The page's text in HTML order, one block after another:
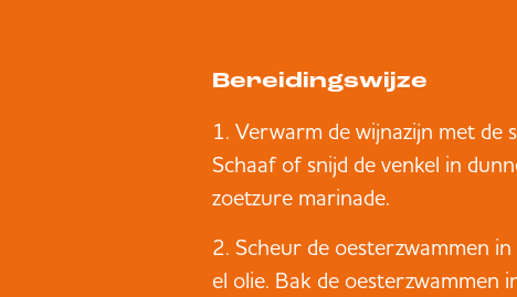
Bereidingswijze
Verwarm de wijnazijn met de
Schaaf of snijd de venkel in
zoetzure marinade.
Scheur de oesterzwammen
el olie. Bak de oesterzwammen